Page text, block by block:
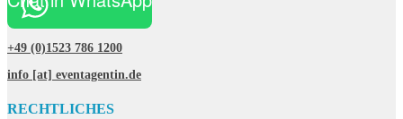
+49 (0)1523 786 1200
info [at] eventagentin.de
RECHTLICHES